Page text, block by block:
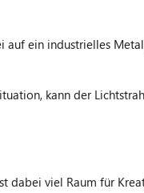
auf ein industrielles
kann der
dabei viel Raum für